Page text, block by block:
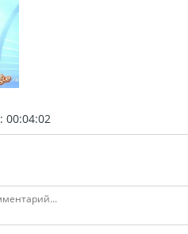
: 00:04:02